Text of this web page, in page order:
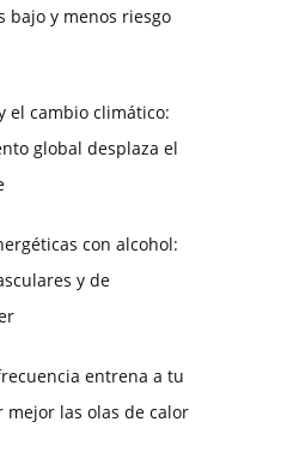
bajo y menos riesgo
el cambio climático:
global desplaza el
con alcohol:
y de
entrena a tu
las olas de calor